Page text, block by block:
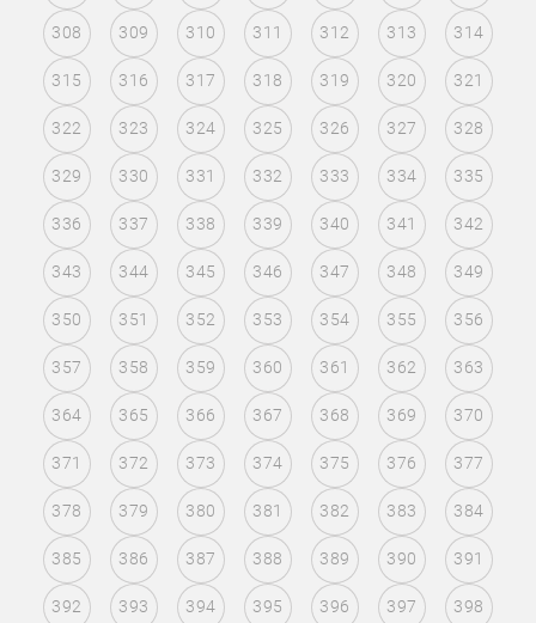
308 309 310 311 312 313 314
315 316 317 318 319 320 321
322 323 324 325 326 327 328
329 330 331 332 333 334 335
336 337 338 339 340 341 342
343 344 345 346 347 348 349
350 351 352 353 354 355 356
357 358 359 360 361 362 363
364 365 366 367 368 369 370
371 372 373 374 375 376 377
378 379 380 381 382 383 384
385 386 387 388 389 390 391
392 393 394 395 396 397 398